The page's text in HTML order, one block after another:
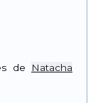
de
Natacha